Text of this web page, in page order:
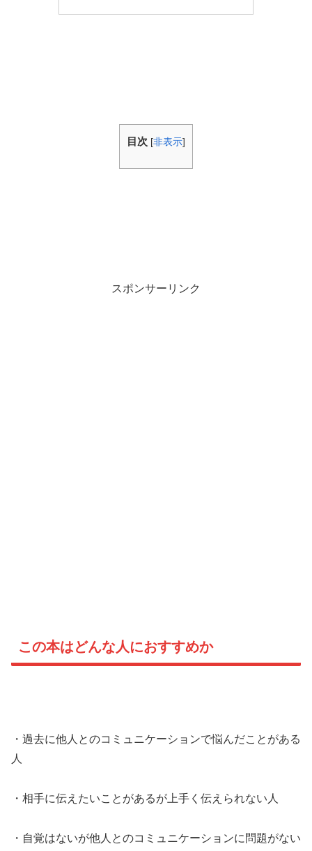
目次 [非表示]
スポンサーリンク
この本はどんな人におすすめか
・過去に他人とのコミュニケーションで悩んだことがある
人
・相手に伝えたいことがあるが上手く伝えられない人
・自覚はないが他人とのコミュニケーションに問題がない